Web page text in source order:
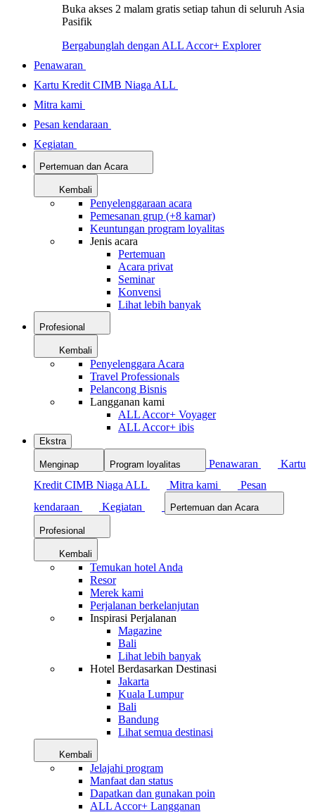
Buka akses 2 malam gratis setiap tahun di seluruh Asia
Pasifik
Bergabunglah dengan ALL Accor+ Explorer
Penawaran
Kartu Kredit CIMB Niaga ALL
Mitra kami
Pesan kendaraan
Kegiatan
Pertemuan dan Acara
Kembali
Penyelenggaraan acara
Pemesanan grup (+8 kamar)
Keuntungan program loyalitas
Jenis acara
Pertemuan
Acara privat
Seminar
Konvensi
Lihat lebih banyak
Profesional
Kembali
Penyelenggara Acara
Travel Professionals
Pelancong Bisnis
Langganan kami
ALL Accor+ Voyager
ALL Accor+ ibis
Ekstra
Menginap Program loyalitas Penawaran
Kartu
Kredit CIMB Niaga ALL
Mitra kami
Pesan
kendaraan
Kegiatan Pertemuan dan Acara
Profesional
Kembali
Temukan hotel Anda
Resor
Merek kami
Perjalanan berkelanjutan
Inspirasi Perjalanan
Magazine
Bali
Lihat lebih banyak
Hotel Berdasarkan Destinasi
Jakarta
Kuala Lumpur
Bali
Bandung
Lihat semua destinasi
Kembali
Jelajahi program
Manfaat dan status
Dapatkan dan gunakan poin
ALL Accor+ Langganan